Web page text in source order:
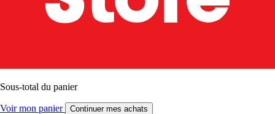
Sous-total du panier
Voir mon panier Continuer mes achats